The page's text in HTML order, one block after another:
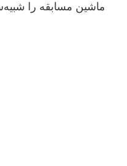
ماشین مسابقه را